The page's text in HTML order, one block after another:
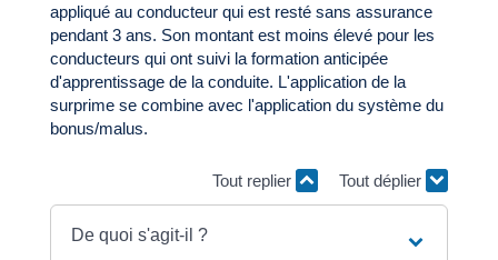
appliqué au conducteur qui est resté sans assurance
pendant 3 ans. Son montant est moins élevé pour les
conducteurs qui ont suivi la formation anticipée
d'apprentissage de la conduite. L'application de la
surprime se combine avec l'application du système du
bonus/malus.
Tout replier Tout déplier
De quoi s'agit-il ?